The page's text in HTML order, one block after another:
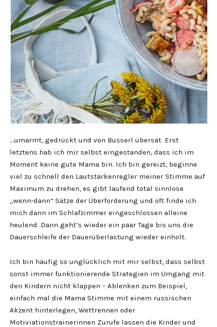
…umarmt, gedrückt und von Busserl übersät. Erst
letztens hab ich mir selbst eingestanden, dass ich im
Moment keine gute Mama bin. Ich bin gereizt, beginne
viel zu schnell den Lautstärkenregler meiner Stimme auf
Maximum zu drehen, es gibt laufend total sinnlose
„wenn-dann“ Sätze der Überforderung und oft finde ich
mich dann im Schlafzimmer eingeschlossen alleine
heulend. Dann geht’s wieder ein paar Tage bis uns die
Dauerschleife der Dauerüberlastung wieder einholt.
Ich bin häufig so unglücklich mit mir selbst, dass selbst
sonst immer funktionierende Strategien im Umgang mit
den Kindern nicht klappen – Ablenken zum Beispiel,
einfach mal die Mama Stimme mit einem russischen
Akzent hinterlegen, Wettrennen oder
Motiviationstrainerinnen Zurufe lassen die Kinder und